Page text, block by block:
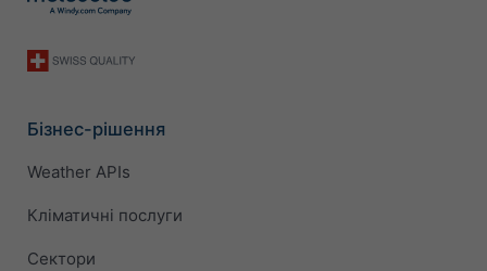
Бізнес-рішення
Weather APIs
Кліматичні послуги
Сектори